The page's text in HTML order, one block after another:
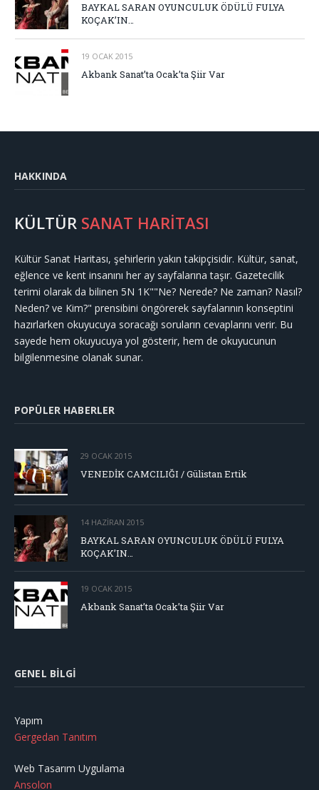
BAYKAL SARAN OYUNCULUK ÖDÜLÜ FULYA
KOÇAK’IN…
19 OCAK 2015
Akbank Sanat’ta Ocak’ta Şiir Var
HAKKINDA
KÜLTÜR SANAT HARİTASI
Kültür Sanat Haritası, şehirlerin yakın takipçisidir. Kültür, sanat,
eğlence ve kent insanını her ay sayfalarına taşır. Gazetecilik
terimi olarak da bilinen 5N 1K""Ne? Nerede? Ne zaman? Nasıl?
Neden? ve Kim?" prensibini öngörerek sayfalarının konseptini
hazırlarken okuyucuya soracağı soruların cevaplarını verir. Bu
sayede hem okuyucuya yol gösterir, hem de okuyucunun
bilgilenmesine olanak sunar.
POPÜLER HABERLER
29 OCAK 2015
VENEDİK CAMCILIĞI / Gülistan Ertik
14 HAZIRAN 2015
BAYKAL SARAN OYUNCULUK ÖDÜLÜ FULYA
KOÇAK’IN…
19 OCAK 2015
Akbank Sanat’ta Ocak’ta Şiir Var
GENEL BILGI
Yapım
Gergedan Tanıtım
Web Tasarım Uygulama
Ansolon